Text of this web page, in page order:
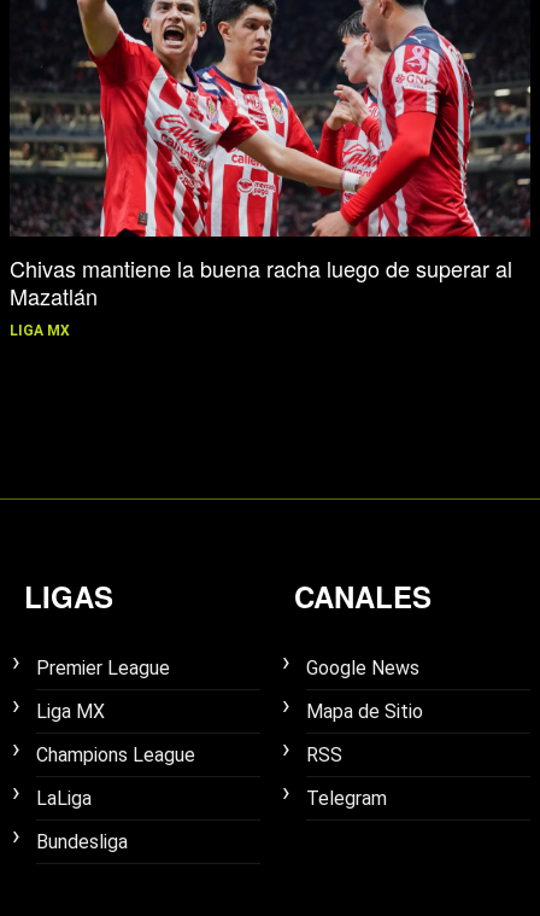
Chivas mantiene la buena racha luego de superar al
Mazatlán
LIGA MX
LIGAS
Premier League
Liga MX
Champions League
LaLiga
Bundesliga
CANALES
Google News
Mapa de Sitio
RSS
Telegram